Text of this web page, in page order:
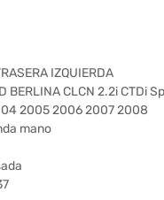
IZQUIERDA
BERLINA CLCN 2.2i CTDi
2005 2006 2007 2008
mano